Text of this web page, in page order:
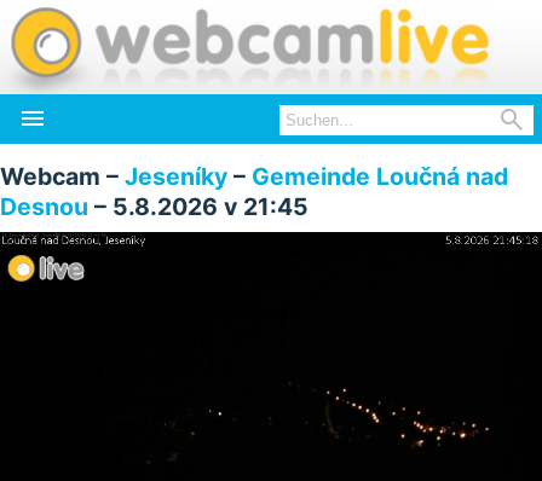
 
Webcam – Jeseníky – Gemeinde Loučná nad
Desnou – 5.8.2026 v 21:45